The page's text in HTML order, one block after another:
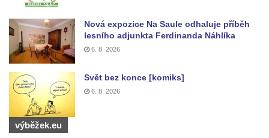
Pamětní deska Tomáše Garrigue Masaryka
na radnici v Českých Budějovicích
Českých Budějovicích
Pamětní deska Josefa Hloucha na
biskupské rezidenci v Českých
Budějovicích
Nová expozice Na Saule odhaluje příběh
lesního adjunkta Ferdinanda Náhlíka
6. 8. 2026
Svět bez konce [komiks]
6. 8. 2026
výběžek.eu